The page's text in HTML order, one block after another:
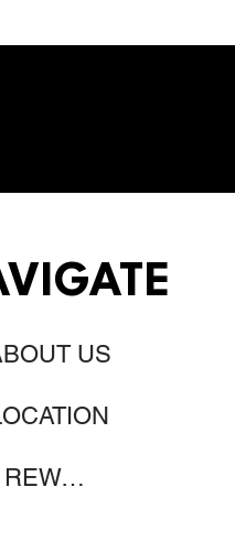
US
REWARDS